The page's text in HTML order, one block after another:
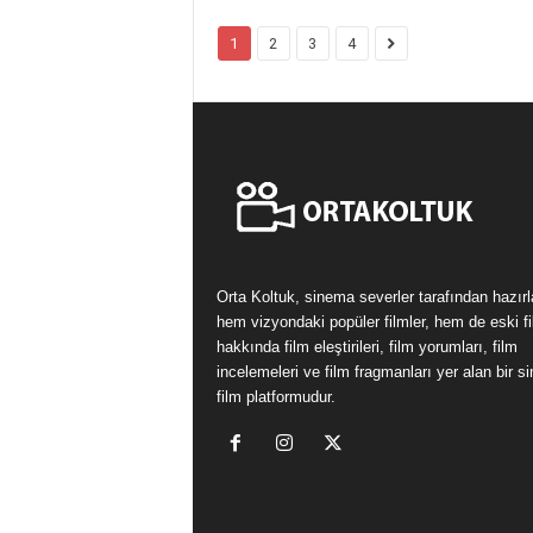
1 2 3 4
Orta Koltuk, sinema severler tarafından
hem vizyondaki popüler filmler, hem de eski
hakkında film eleştirileri, film yorumları, film
incelemeleri ve film fragmanları yer alan bir
film platformudur.